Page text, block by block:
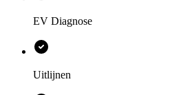
EV Diagnose
Uitlijnen